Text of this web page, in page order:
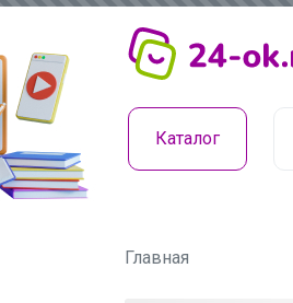
Каталог
Главная